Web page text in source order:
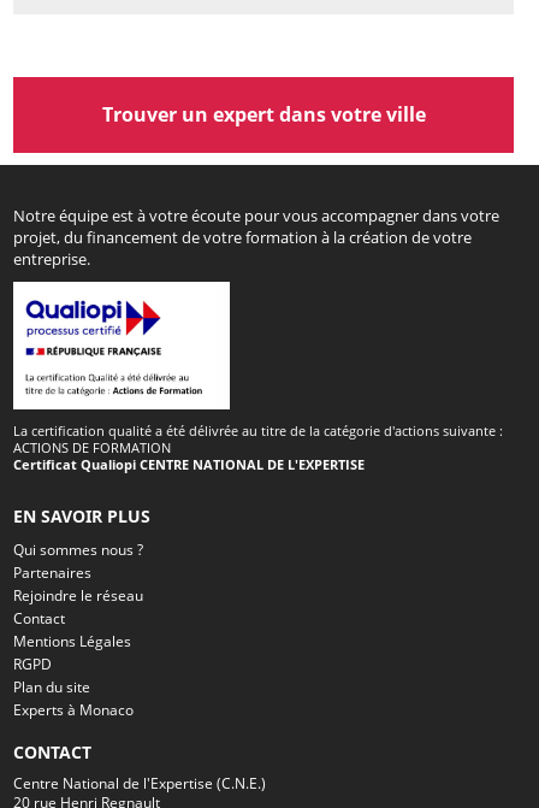
Trouver un expert dans votre ville
Notre équipe est à votre écoute pour vous accompagner dans votre
projet, du financement de votre formation à la création de votre
entreprise.
La certification qualité a été délivrée au titre de la catégorie d'actions suivante :
ACTIONS DE FORMATION
Certificat Qualiopi CENTRE NATIONAL DE L'EXPERTISE
EN SAVOIR PLUS
Qui sommes nous ?
Partenaires
Rejoindre le réseau
Contact
Mentions Légales
RGPD
Plan du site
Experts à Monaco
CONTACT
Centre National de l'Expertise (C.N.E.)
20 rue Henri Regnault